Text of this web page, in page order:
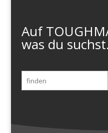
Auf
was du
Suchen
nach: